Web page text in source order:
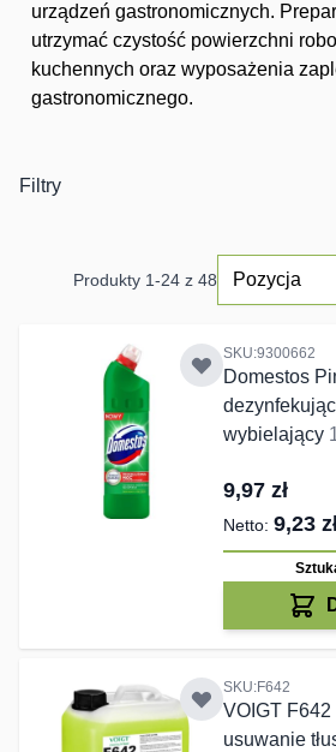
urządzeń gastronomicznych.
utrzymać czystość powierzchni
kuchennych oraz wyposażenia
gastronomicznego.
Filtry
Produkty 1-24 z 48
SKU:9300662
Domestos
wybielający
9,97 zł
9,23
SKU:F642
VOIGT F642
usuwanie